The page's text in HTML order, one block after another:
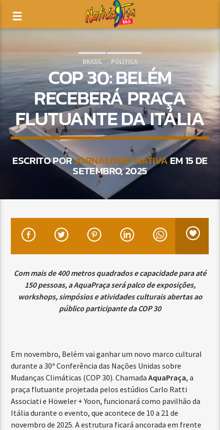
BRASIL POLÍTICA
COP 30: BELÉM
RECEBERÁ PRAÇA
FLUTUANTE DA ITÁLIA
ESCRITO PORJORNALISMO NATIVAEM 15 DE
SETEMBRO, 2025
Com mais de 400 metros quadrados e capacidade para até
150 pessoas, a AquaPraça será palco de exposições,
workshops, simpósios e atividades culturais abertas ao
público participante da COP 30
Em novembro, Belém vai ganhar um novo marco cultural
durante a 30ª Conferência das Nações Unidas sobre
Mudanças Climáticas (COP 30). ChamadaAquaPraça, a
praça flutuante projetada pelos estúdios Carlo Ratti
Associati e Höweler + Yoon, funcionará como pavilhão da
Itália durante o evento, que acontece de 10 a 21 de
novembro de 2025. A estrutura ficará ancorada em frente